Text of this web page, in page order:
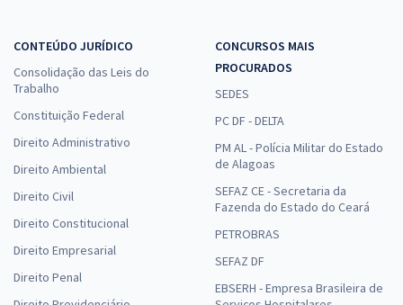
CONTEÚDO JURÍDICO
Consolidação das Leis do
Trabalho
Constituição Federal
Direito Administrativo
Direito Ambiental
Direito Civil
Direito Constitucional
Direito Empresarial
Direito Penal
CONCURSOS MAIS
PROCURADOS
SEDES
PC DF - DELTA
PM AL - Polícia Militar do Estado
de Alagoas
SEFAZ CE - Secretaria da
Fazenda do Estado do Ceará
PETROBRAS
SEFAZ DF
EBSERH - Empresa Brasileira de